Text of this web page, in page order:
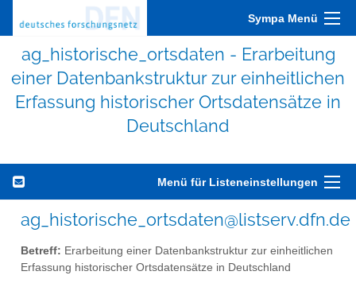
Sympa Menü
ag_historische_ortsdaten - Erarbeitung
einer Datenbankstruktur zur einheitlichen
Erfassung historischer Ortsdatensätze in
Deutschland
Menü für Listeneinstellungen
ag_historische_ortsdaten@listserv.dfn.de
Betreff: Erarbeitung einer Datenbankstruktur zur einheitlichen
Erfassung historischer Ortsdatensätze in Deutschland